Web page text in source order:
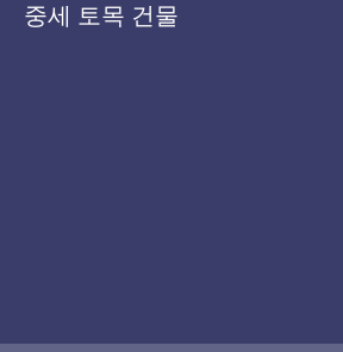
중세 토목 건물